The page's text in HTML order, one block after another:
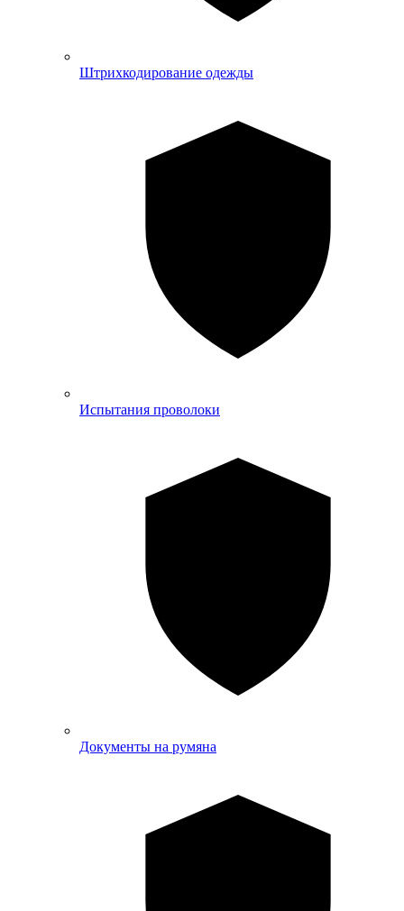
Штрихкодирование одежды
Испытания проволоки
Документы на румяна